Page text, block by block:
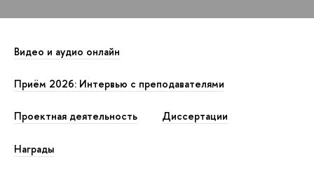
Видео и аудио онлайн
Приём 2026: Интервью с преподавателями
Проектная деятельность Диссертации
Награды